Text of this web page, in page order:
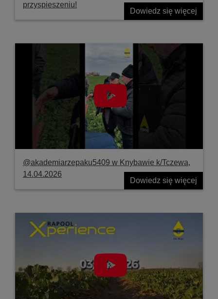
przyspieszeniu!
Dowiedz się więcej
@akademiarzepaku5409 w Knybawie k/Tczewa,
14.04.2026
Dowiedz się więcej